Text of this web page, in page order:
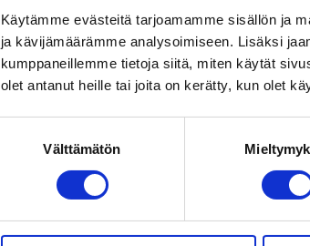
Käytämme evästeitä tarjoamamme sisällön ja
ja kävijämäärämme analysoimiseen. Lisäksi
kumppaneillemme tietoja siitä, miten käytät
olet antanut heille tai joita on kerätty, kun olet
Välttämätön